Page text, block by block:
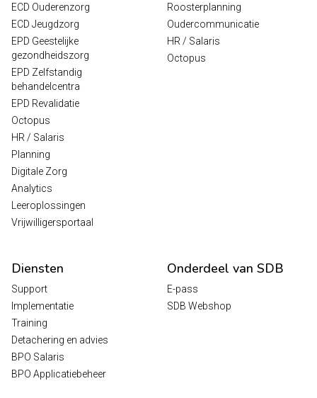
ECD Ouderenzorg
ECD Jeugdzorg
EPD Geestelijke
gezondheidszorg
EPD Zelfstandig
behandelcentra
EPD Revalidatie
Octopus
HR / Salaris
Planning
Digitale Zorg
Analytics
Leeroplossingen
Vrijwilligersportaal
Roosterplanning
Oudercommunicatie
HR / Salaris
Octopus
Diensten
Support
Implementatie
Training
Detachering en advies
BPO Salaris
BPO Applicatiebeheer
Onderdeel van SDB
E-pass
SDB Webshop